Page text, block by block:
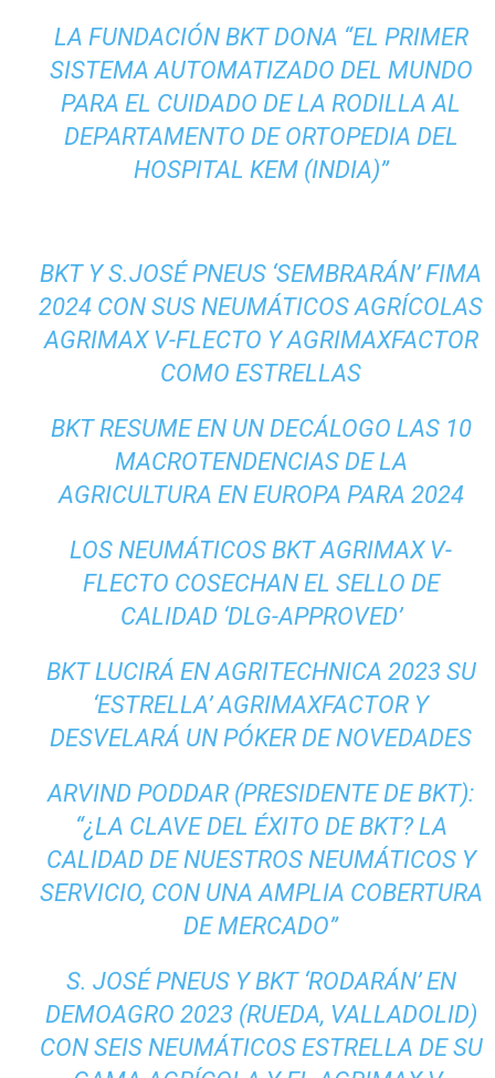
LA FUNDACIÓN BKT DONA “EL PRIMER
SISTEMA AUTOMATIZADO DEL MUNDO
PARA EL CUIDADO DE LA RODILLA AL
DEPARTAMENTO DE ORTOPEDIA DEL
HOSPITAL KEM (INDIA)”
BKT Y S.JOSÉ PNEUS ‘SEMBRARÁN’ FIMA
2024 CON SUS NEUMÁTICOS AGRÍCOLAS
AGRIMAX V-FLECTO Y AGRIMAXFACTOR
COMO ESTRELLAS
BKT RESUME EN UN DECÁLOGO LAS 10
MACROTENDENCIAS DE LA
AGRICULTURA EN EUROPA PARA 2024
LOS NEUMÁTICOS BKT AGRIMAX V-
FLECTO COSECHAN EL SELLO DE
CALIDAD ‘DLG-APPROVED’
BKT LUCIRÁ EN AGRITECHNICA 2023 SU
‘ESTRELLA’ AGRIMAXFACTOR Y
DESVELARÁ UN PÓKER DE NOVEDADES
ARVIND PODDAR (PRESIDENTE DE BKT):
“¿LA CLAVE DEL ÉXITO DE BKT? LA
CALIDAD DE NUESTROS NEUMÁTICOS Y
SERVICIO, CON UNA AMPLIA COBERTURA
DE MERCADO”
S. JOSÉ PNEUS Y BKT ‘RODARÁN’ EN
DEMOAGRO 2023 (RUEDA, VALLADOLID)
CON SEIS NEUMÁTICOS ESTRELLA DE SU